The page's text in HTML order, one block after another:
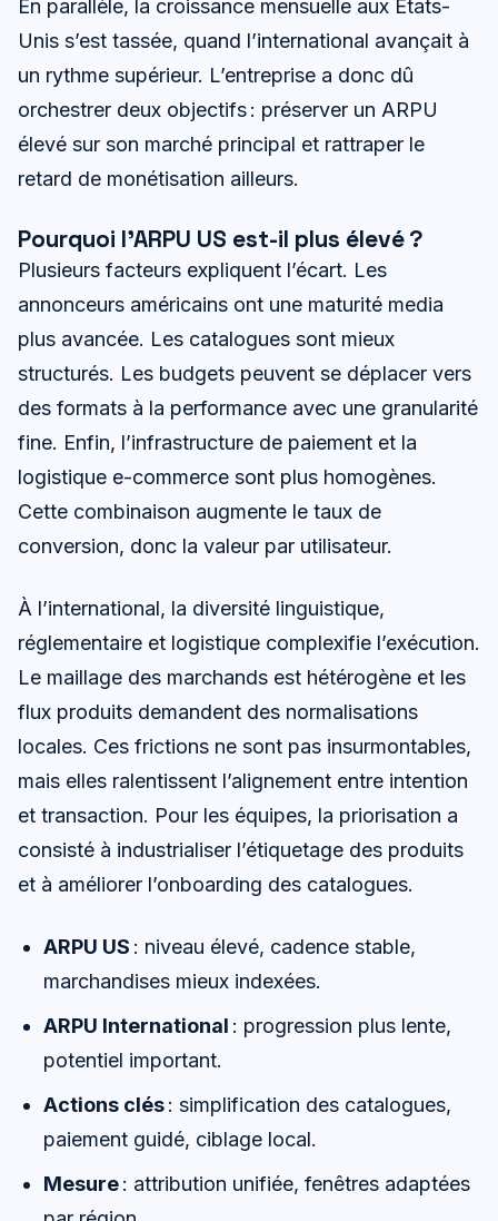
En parallèle, la croissance mensuelle aux États-
Unis s’est tassée, quand l’international avançait à
un rythme supérieur. L’entreprise a donc dû
orchestrer deux objectifs : préserver un ARPU
élevé sur son marché principal et rattraper le
retard de monétisation ailleurs.
Pourquoi l’ARPU US est-il plus élevé ?
Plusieurs facteurs expliquent l’écart. Les
annonceurs américains ont une maturité media
plus avancée. Les catalogues sont mieux
structurés. Les budgets peuvent se déplacer vers
des formats à la performance avec une granularité
fine. Enfin, l’infrastructure de paiement et la
logistique e-commerce sont plus homogènes.
Cette combinaison augmente le taux de
conversion, donc la valeur par utilisateur.
À l’international, la diversité linguistique,
réglementaire et logistique complexifie l’exécution.
Le maillage des marchands est hétérogène et les
flux produits demandent des normalisations
locales. Ces frictions ne sont pas insurmontables,
mais elles ralentissent l’alignement entre intention
et transaction. Pour les équipes, la priorisation a
consisté à industrialiser l’étiquetage des produits
et à améliorer l’onboarding des catalogues.
ARPU US : niveau élevé, cadence stable,
marchandises mieux indexées.
ARPU International : progression plus lente,
potentiel important.
Actions clés: simplification des catalogues,
paiement guidé, ciblage local.
Mesure: attribution unifiée, fenêtres adaptées